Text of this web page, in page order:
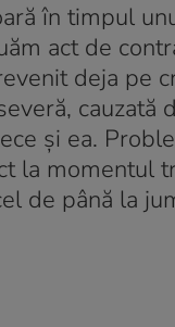
în timpul
act de
deja pe
și ea.
la momentul
de până la